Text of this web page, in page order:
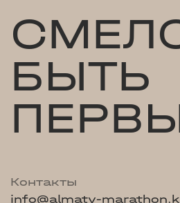
БЫТЬ
Контакты
info@almaty-